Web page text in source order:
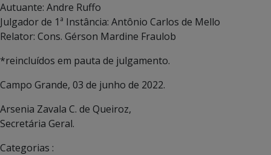
Autuante: Andre Ruffo
Julgador de 1ª Instância: Antônio Carlos de Mello
Relator: Cons. Gérson Mardine Fraulob
*reincluídos em pauta de julgamento.
Campo Grande, 03 de junho de 2022.
Arsenia Zavala C. de Queiroz,
Secretária Geral.
Categorias :